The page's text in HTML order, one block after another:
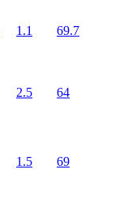
1.1 69.7
2.5 64
1.5 69